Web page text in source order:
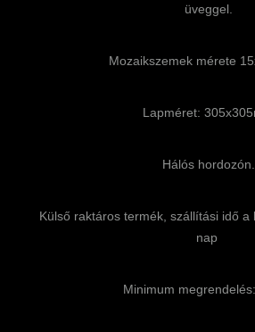
üveggel.
Mozaikszemek mérete
Lapméret:
Hálós hordozón.
Külső raktáros termék, szállítási idő a
nap
Minimum